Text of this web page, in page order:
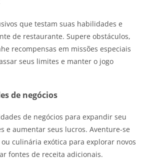
que testam suas habilidades e
de restaurante. Supere obstáculos,
recompensas em missões especiais
seus limites e manter o jogo
de negócios
de negócios para expandir seu
e aumentar seus lucros. Aventure-se
culinária exótica para explorar novos
fontes de receita adicionais.